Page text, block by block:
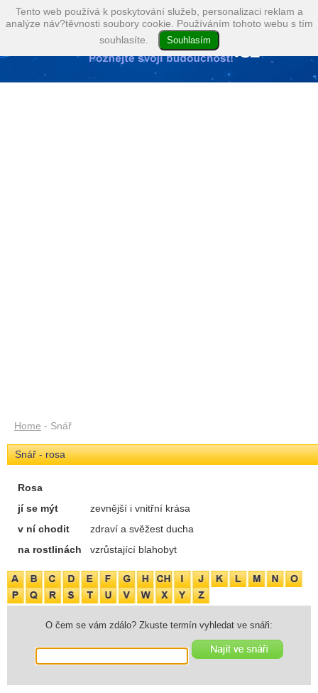
Home - Snář
Snář - rosa
Rosa
jí se mýt
zevnější i vnitřní krása
v ní chodit
zdraví a svěžest ducha
na rostlinách
vzrůstající blahobyt
O čem se vám zdálo? Zkuste termín vyhledat ve snáři:
Tento web používá k poskytování služeb, personalizaci reklam a
analýze náv?těvnosti soubory cookie. Používáním tohoto webu s tím
souhlasíte.